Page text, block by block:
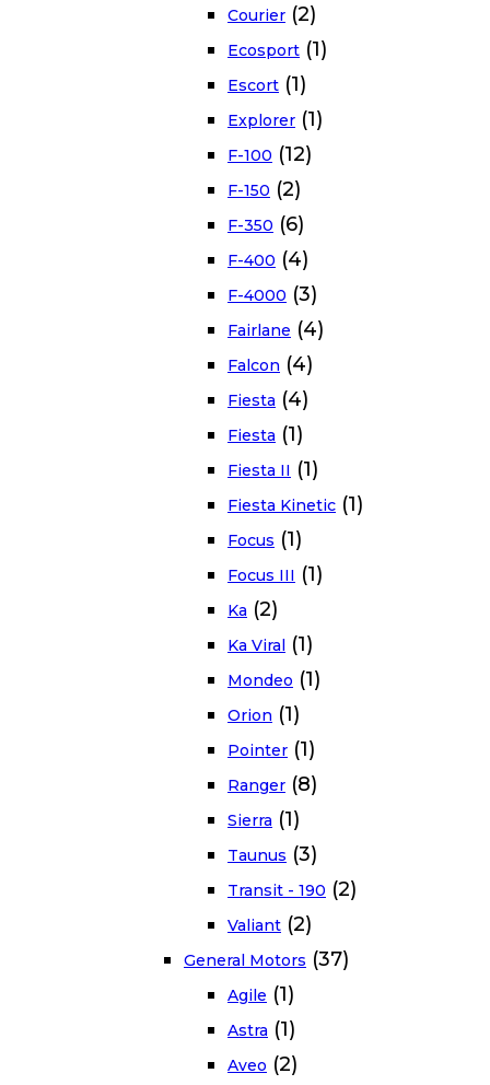
Courier (2)
Ecosport (1)
Escort (1)
Explorer (1)
F-100 (12)
F-150 (2)
F-350 (6)
F-400 (4)
F-4000 (3)
Fairlane (4)
Falcon (4)
Fiesta (4)
Fiesta (1)
Fiesta II (1)
Fiesta Kinetic (1)
Focus (1)
Focus III (1)
Ka (2)
Ka Viral (1)
Mondeo (1)
Orion (1)
Pointer (1)
Ranger (8)
Sierra (1)
Taunus (3)
Transit - 190 (2)
Valiant (2)
General Motors (37)
Agile (1)
Astra (1)
Aveo (2)